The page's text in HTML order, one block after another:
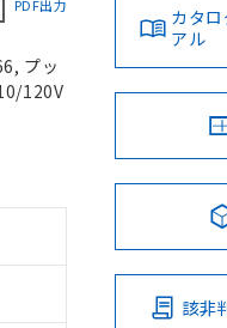
PDF出力
プッ
120V
カタ
アル
該非